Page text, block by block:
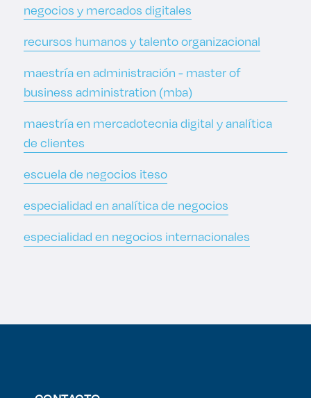
negocios y mercados digitales
recursos humanos y talento organizacional
maestría en administración - master of
business administration (mba)
maestría en mercadotecnia digital y analítica
de clientes
escuela de negocios iteso
especialidad en analítica de negocios
especialidad en negocios internacionales